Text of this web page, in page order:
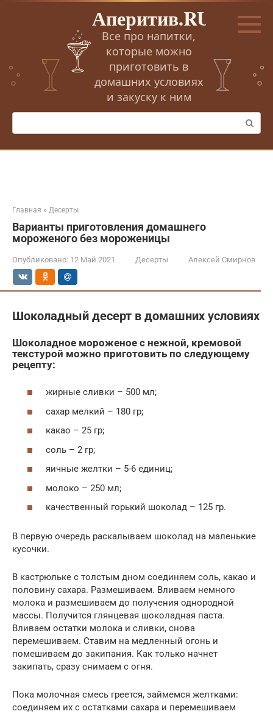
Перейти
Аперитив.RU
Все про напитки,
которые можно
приготовить в
домашних условиях
и закуску к ним
Поиск:
Главная » Десерты
Варианты приготовления домашнего
мороженого без мороженицы
Опубликовано: 12 Май 2021 Десерты Алексей Смирнов
Шоколадный десерт в домашних условиях
Шоколадное мороженое с нежной, кремовой
текстурой можно приготовить по следующему
рецепту:
жирные сливки – 500 мл;
сахар мелкий – 180 гр;
какао – 25 гр;
соль – 2 гр;
яичные желтки – 5-6 единиц;
молоко – 250 мл;
качественный горький шоколад – 125 гр.
В первую очередь раскалываем шоколад на маленькие
кусочки.
В кастрюльке с толстым дном соединяем соль, какао и
половину сахара. Размешиваем. Вливаем немного
молока и размешиваем до получения однородной
массы. Получится глянцевая шоколадная паста.
Вливаем остатки молока и сливки, снова
перемешиваем. Ставим на медленный огонь и
помешиваем до закипания. Как только начнет
закипать, сразу снимаем с огня.
Пока молочная смесь греется, займемся желтками:
соединяем их с остатками сахара и перемешиваем